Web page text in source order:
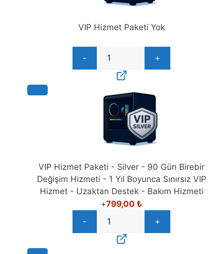
VIP Hizmet Paketi Yok
- +
VIP Hizmet Paketi - Silver - 90 Gün Birebir
Değişim Hizmeti - 1 Yıl Boyunca Sınırsız VIP
Hizmet - Uzaktan Destek - Bakım Hizmeti
+799,00 ₺
-
+